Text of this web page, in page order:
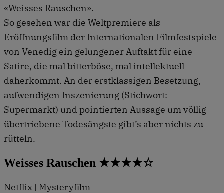
«Weisses Rauschen».
So gesehen war die Weltpremiere als
Eröffnungsfilm der Internationalen Filmfestspiele
von Venedig ein gelungener Auftakt für eine
Satire, die mal bitterböse, mal intellektuell
daherkommt. An der erstklassigen Besetzung,
aufwendigen Inszenierung (Stichwort:
Supermarkt) und pointierten Aussage um völlig
übertriebene Todesängste gibt’s aber nichts zu
rütteln.
Weisses Rauschen ★★★★☆
Netflix | Mysteryfilm